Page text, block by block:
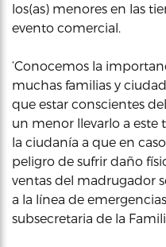
los(as) menores en las
evento comercial.
‘Conocemos la
muchas familias y
que estar conscientes
un menor llevarlo a este
la ciudanía a que en
peligro de sufrir daño
ventas del madrugador
a la línea de emergencias
subsecretaria de la